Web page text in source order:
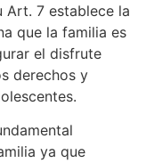
Art. 7 establece la
que la familia es
el disfrute
derechos y
ya que